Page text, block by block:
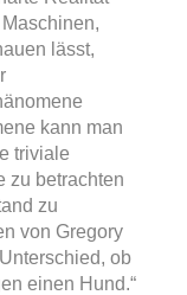
,
lässt,
kann man
triviale
zu betrachten
zu
von Gregory
ob
einen Hund.“